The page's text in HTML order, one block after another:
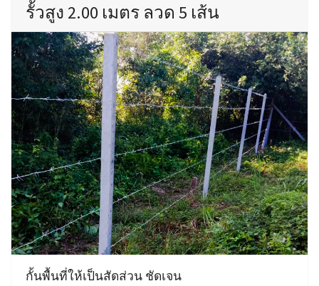
รั้วสูง 2.00 เมตร ลวด 5 เส้น
กั้นพื้นที่ให้เป็นสัดส่วน ชัดเจน